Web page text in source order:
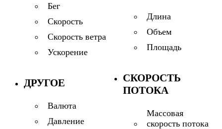
Бег
Скорость
Скорость ветра
Ускорение
ДРУГОЕ
Валюта
Давление
Длина
Объем
Площадь
СКОРОСТЬ
ПОТОКА
Массовая
скорость потока